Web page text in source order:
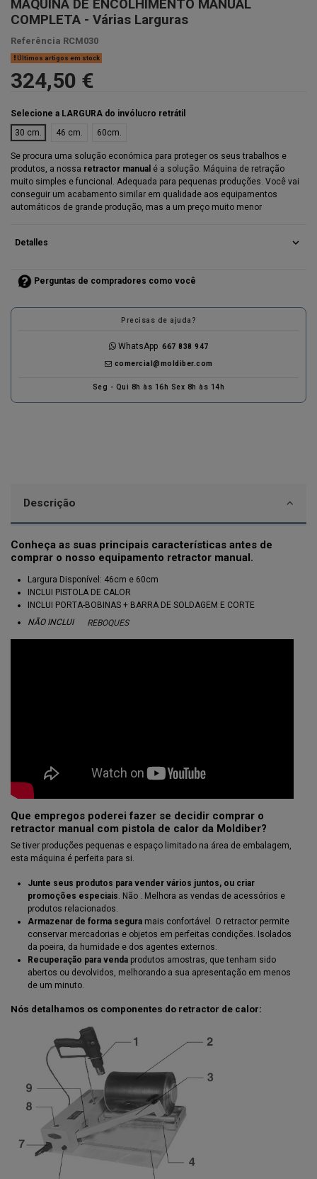
MÁQUINA DE ENCOLHIMENTO MANUAL
COMPLETA - Várias Larguras
Referência RCM030
Últimos artigos em stock
324,50 €
Selecione a LARGURA do invólucro retrátil
30 cm.
46 cm. 60cm.
Se procura uma solução económica para proteger os seus trabalhos e
produtos, a nossa retractor manual é a solução. Máquina de retração
muito simples e funcional. Adequada para pequenas produções. Você vai
conseguir um acabamento similar em qualidade aos equipamentos
automáticos de grande produção, mas a um preço muito menor
Detalles expand_more
Perguntas de compradores como você
Precisas de ajuda?
WhatsApp 667 838 947
comercial@moldiber.com
Seg - Qui 8h às 16h Sex 8h às 14h
Descrição
Conheça as suas principais características antes de
comprar o nosso equipamento retractor manual.
Largura Disponível: 46cm e 60cm
INCLUI PISTOLA DE CALOR
INCLUI PORTA-BOBINAS + BARRA DE SOLDAGEM E CORTE
NÃO INCLUI
REBOQUES
Que empregos poderei fazer se decidir comprar o
retractor manual com pistola de calor da Moldiber?
Se tiver produções pequenas e espaço limitado na área de embalagem,
esta máquina é perfeita para si.
Junte seus produtos para vender vários juntos, ou criar
promoções especiais . Não . Melhora as vendas de acessórios e
produtos relacionados.
Armazenar de forma segura mais confortável. O retractor permite
conservar mercadorias e objetos em perfeitas condições. Isolados
da poeira, da humidade e dos agentes externos.
Recuperação para venda produtos amostras, que tenham sido
abertos ou devolvidos, melhorando a sua apresentação em menos
de um minuto.
Nós detalhamos os componentes do retractor de calor: